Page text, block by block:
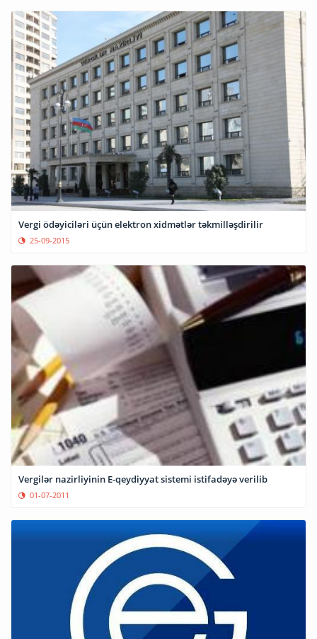
Vergi ödəyiciləri üçün elektron xidmətlər təkmilləşdirilir
25-09-2015
Vergilər nazirliyinin E-qeydiyyat sistemi istifadəyə verilib
01-07-2011